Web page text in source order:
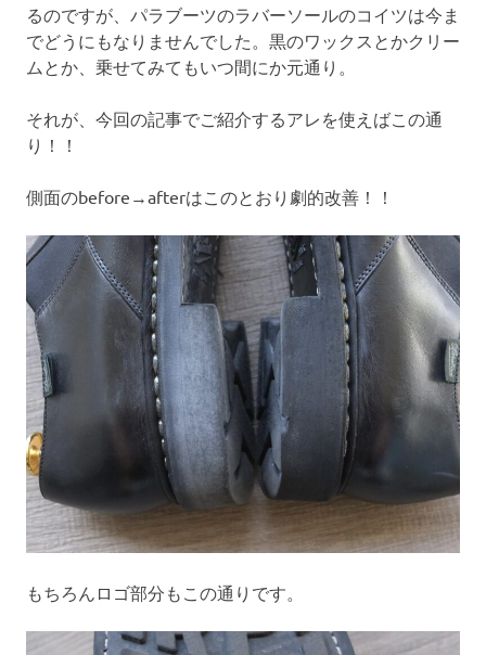
るのですが、パラブーツのラバーソールのコイツは今ま
でどうにもなりませんでした。黒のワックスとかクリー
ムとか、乗せてみてもいつ間にか元通り。
それが、今回の記事でご紹介するアレを使えばこの通
り！！
側面のbefore→afterはこのとおり劇的改善！！
もちろんロゴ部分もこの通りです。